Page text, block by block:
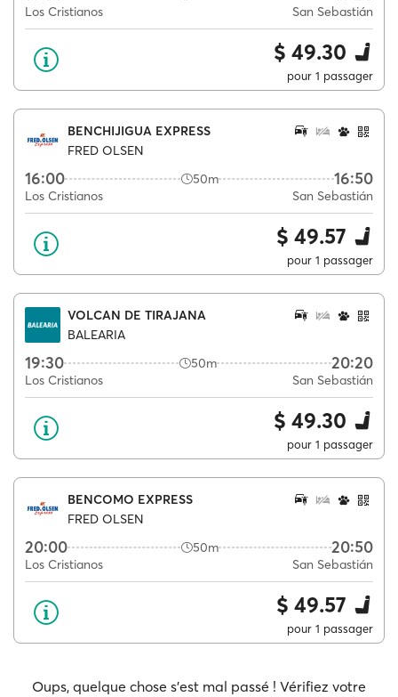
Los Cristianos San Sebastián
$ 49.30
pour 1 passager
BENCHIJIGUA EXPRESS
FRED OLSEN
16:00 50m 16:50
Los Cristianos San Sebastián
$ 49.57
pour 1 passager
VOLCAN DE TIRAJANA
BALEARIA
19:30 50m 20:20
Los Cristianos San Sebastián
$ 49.30
pour 1 passager
BENCOMO EXPRESS
FRED OLSEN
20:00 50m 20:50
Los Cristianos San Sebastián
$ 49.57
pour 1 passager
Oups, quelque chose s'est mal passé ! Vérifiez votre